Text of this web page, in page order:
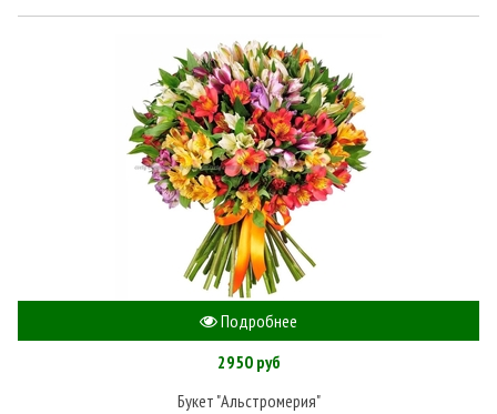
Подробнее
2950 руб
Букет "Альстромерия"